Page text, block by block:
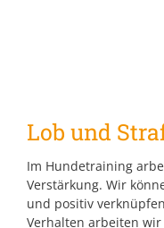
Lob und
Im Hundetraining
Verstärkung. Wir
und positiv
Verhalten arbeiten